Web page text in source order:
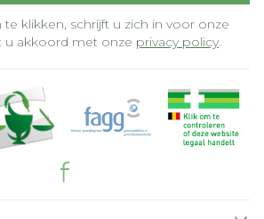
klikken, schrijft u zich in voor onze
u akkoord met onze privacy policy.